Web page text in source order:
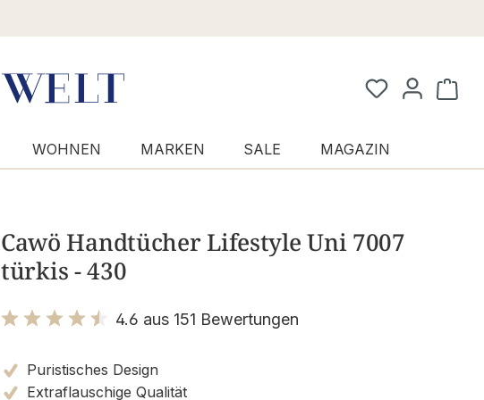
WOHNEN MARKEN SALE MAGAZIN
Cawö Handtücher Lifestyle Uni 7007
türkis - 430
4.6 aus 151 Bewertungen
Puristisches Design
Extraflauschige Qualität